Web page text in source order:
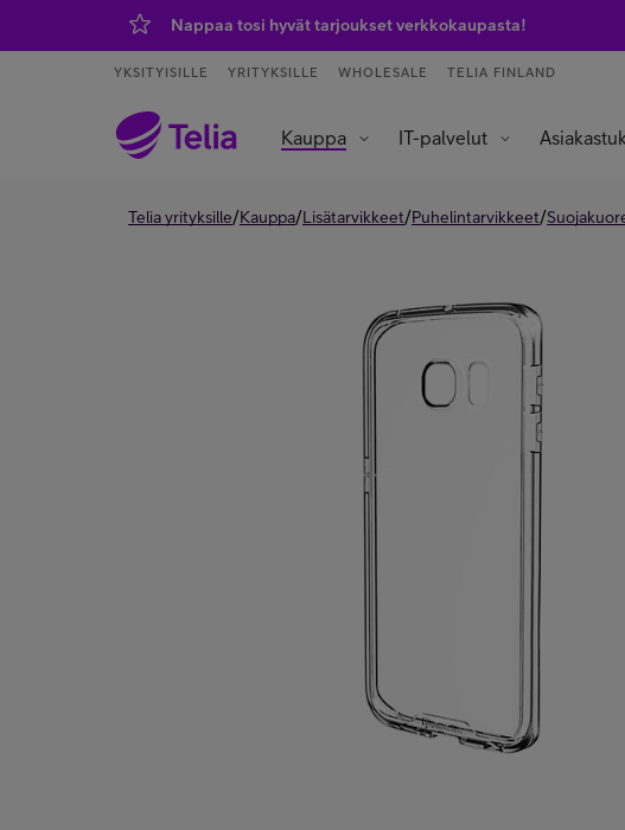
Nappaa tosi hyvät tarjoukset verkkokaupasta!
YKSITYISILLE YRITYKSILLE WHOLESALE TELIA FINLAND
Kauppa IT-palvelut
Telia yrityksille/Kauppa/Lisätarvikkeet/Puhelintarvikkeet/